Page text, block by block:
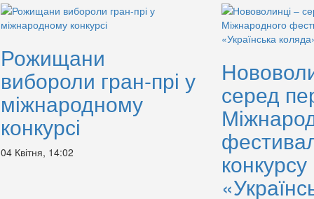
Рожищани
вибороли гран-прі у
міжнародному
конкурсі
04 Квітня, 14:02
серед
конкурсу